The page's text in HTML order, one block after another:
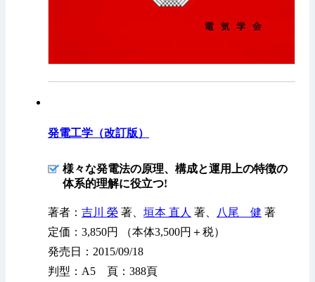
発電工学（改訂版）
様々な発電法の原理、構成と運用上の特徴の
体系的理解に役立つ!
著者： 吉川 榮 著、 垣本 直人 著、 八尾 健 著
定価：3,850円 （本体3,500円＋税）
発売日：2015/09/18
判型：A5 頁：388頁